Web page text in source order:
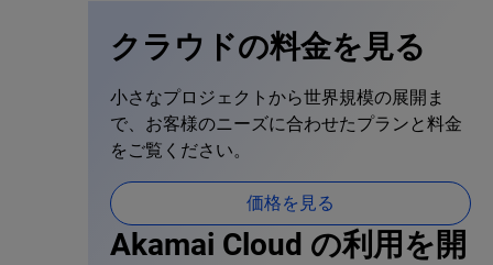
クラウドの料金を見る
小さなプロジェクトから世界規模の展開ま
で、お客様のニーズに合わせたプランと料金
をご覧ください。
価格を見る
Akamai Cloud の利用を開